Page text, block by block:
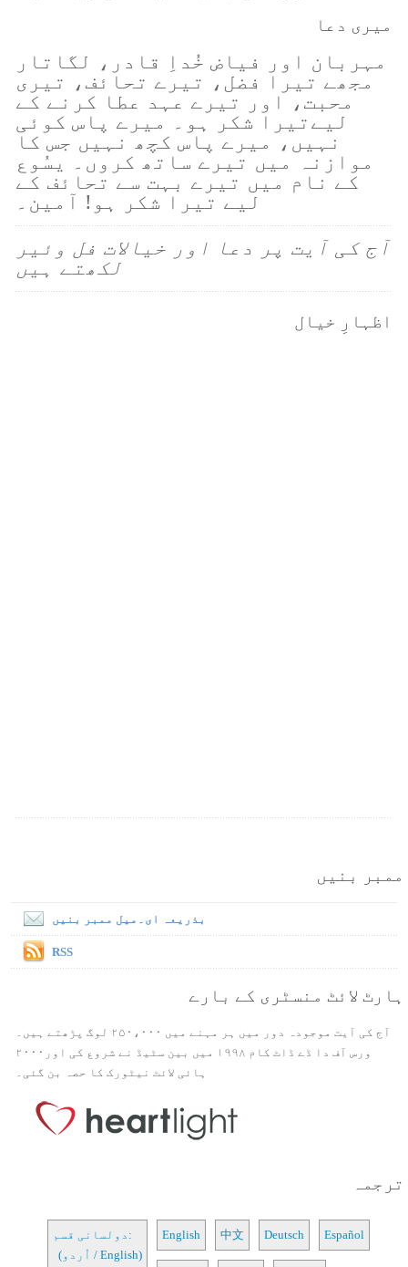
میری دعا
مہربان اور فیاض خُداِ قادر، لگاتار
مجھے تیرا فضل، تیرے تحائف، تیری
محبت، اور تیرے عہد عطا کرنے کے
لیےتیرا شکر ہو۔ میرے پاس کوئی
نہیں، میرے پاس کچھ نہیں جس کا
موازنہ میں تیرے ساتھ کروں۔ یسُوع
کے نام میں تیرے بہت سے تحائف کے
لیے تیرا شکر ہو! آمین۔
آج کی آیت پر دعا اور خیالات فل وئیر
لکھتے ہیں
اظہارِ خیال
ممبر بنیں
بذریعہ ای۔میل ممبر بنیں
RSS
ہارٹ لائٹ منسٹری کے بارے
آج کی آیت موجودہ دور میں ہر مہنے میں ۲۵۰،۰۰۰ لوگ پڑھتے ہیں۔
ورس آف دا ڈے ڈاٹ کام ۱۹۹۸ میں بین سٹیڈ نے شروع کی اور۲۰۰۰
ہائی لائٹ نیٹورک کا حصہ بن گئی۔
ترجمہ
دولسانی قسم:
(اُردو / English)
English 中文 Deutsch Español